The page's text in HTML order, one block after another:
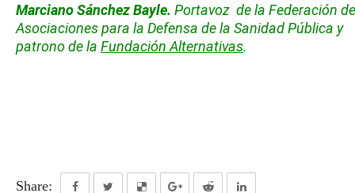
Marciano Sánchez Bayle. Portavoz de la Federación de
Asociaciones para la Defensa de la Sanidad Pública y
patrono de la Fundación Alternativas.
Share: